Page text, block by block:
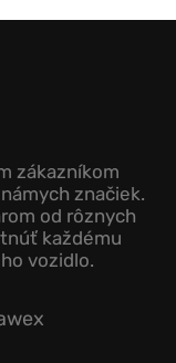
zákazníkom
značiek.
od rôznych
každému
vozidlo.